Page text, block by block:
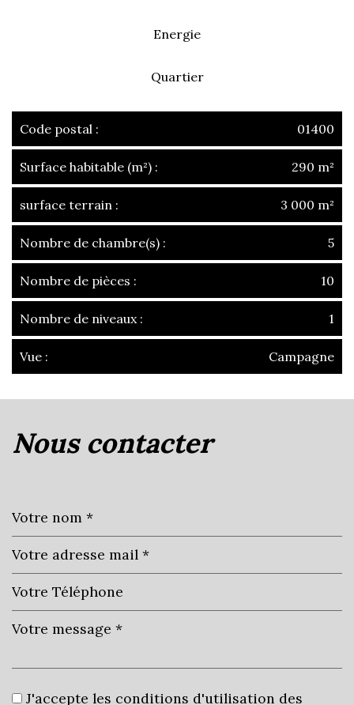
Energie
Quartier
Code postal : 01400
Surface habitable (m²) : 290 m²
surface terrain : 3 000 m²
Nombre de chambre(s) : 5
Nombre de pièces : 10
Nombre de niveaux : 1
Vue : Campagne
nous contacter
J'accepte les conditions d'utilisation des